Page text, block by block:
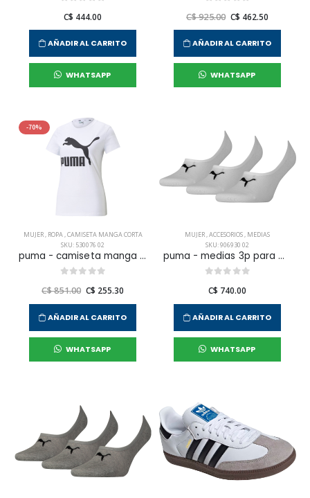
C$ 444.00
AÑADIR AL CARRITO
WHATSAPP
C$ 925.00 C$ 462.50
AÑADIR AL CARRITO
WHATSAPP
-70%
MUJER, ROPA,CAMISETA MANGA CORTA
SKU: 530076 02
puma - camiseta manga corta classics logo para hombre mujer
C$ 851.00 C$ 255.30
AÑADIR AL CARRITO
WHATSAPP
MUJER,ACCESORIOS, MEDIAS
SKU: 906930 02
puma - medias 3p para mujer
C$ 740.00
AÑADIR AL CARRITO
WHATSAPP